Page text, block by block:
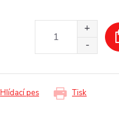
Tisk
Hlídací pes